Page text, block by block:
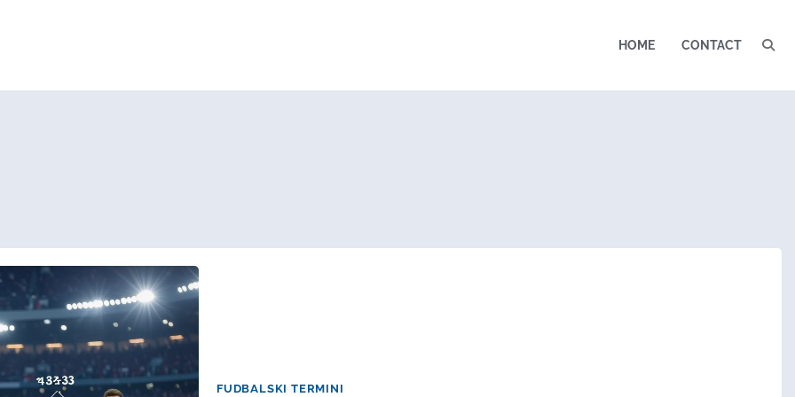
HOME CONTACT
FUDBALSKI TERMINI